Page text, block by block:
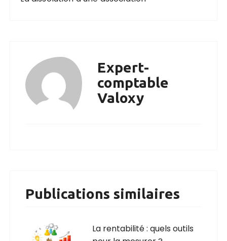
Expert-
comptable
Valoxy
Publications similaires
La rentabilité : quels outils